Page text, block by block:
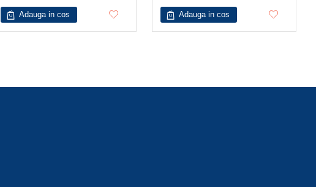
Adauga in cos Adauga in cos